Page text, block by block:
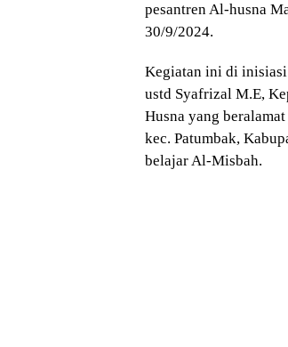
pesantren Al-husna
30/9/2024.
Kegiatan ini di
ustd Syafrizal M.E,
Husna yang
kec. Patumbak,
belajar Al-Misbah.